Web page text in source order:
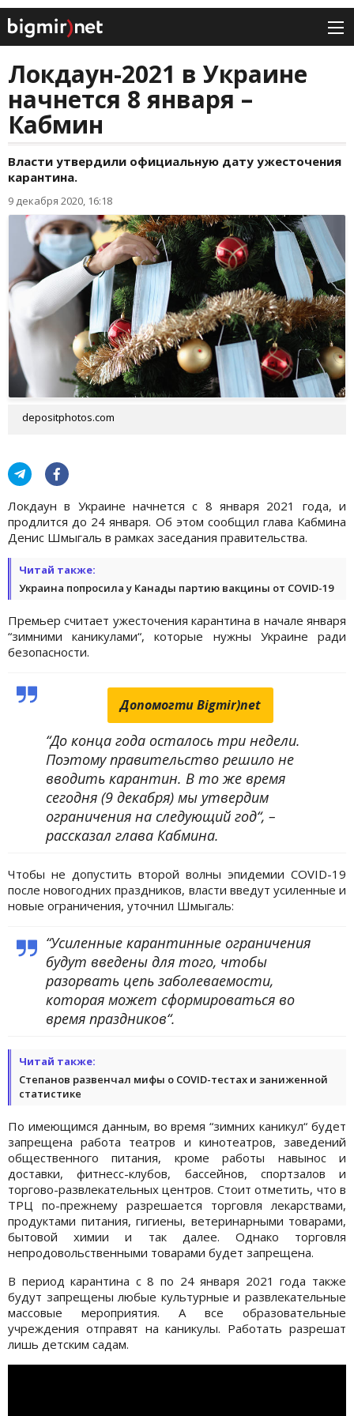
Локдаун-2021 в Украине
начнется 8 января –
Кабмин
Власти утвердили официальную дату ужесточения
карантина.
9 декабря 2020, 16:18
depositphotos.com
Локдаун в Украине начнется с 8 января 2021 года, и
продлится до 24 января. Об этом сообщил глава Кабмина
Денис Шмыгаль в рамках заседания правительства.
Читай также:
Украина попросила у Канады партию вакцины от COVID-19
Премьер считает ужесточения карантина в начале января
“зимними каникулами“, которые нужны Украине ради
безопасности.
Допомогти Bigmir)net
“До конца года осталось три недели.
Поэтому правительство решило не
вводить карантин. В то же время
сегодня (9 декабря) мы утвердим
ограничения на следующий год“, –
рассказал глава Кабмина.
Чтобы не допустить второй волны эпидемии COVID-19
после новогодних праздников, власти введут усиленные и
новые ограничения, уточнил Шмыгаль:
“Усиленные карантинные ограничения
будут введены для того, чтобы
разорвать цепь заболеваемости,
которая может сформироваться во
время праздников“.
Читай также:
Степанов развенчал мифы о COVID-тестах и заниженной
статистике
По имеющимся данным, во время “зимних каникул“ будет
запрещена работа театров и кинотеатров, заведений
общественного питания, кроме работы навынос и
доставки, фитнесс-клубов, бассейнов, спортзалов и
торгово-развлекательных центров. Стоит отметить, что в
ТРЦ по-прежнему разрешается торговля лекарствами,
продуктами питания, гигиены, ветеринарными товарами,
бытовой химии и так далее. Однако торговля
непродовольственными товарами будет запрещена.
В период карантина с 8 по 24 января 2021 года также
будут запрещены любые культурные и развлекательные
массовые мероприятия. А все образовательные
учреждения отправят на каникулы. Работать разрешат
лишь детским садам.